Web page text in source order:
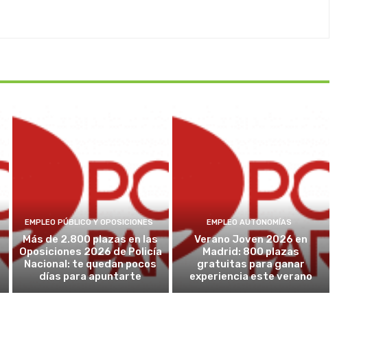
EMPLEO PÚBLICO Y OPOSICIONES
Más de 2.800 plazas en las
Oposiciones 2026 de Policía
Nacional: te quedan pocos
días para apuntarte
EMPLEO AUTONOMÍAS
Verano Joven 2026 en
Madrid: 800 plazas
gratuitas para ganar
experiencia este verano